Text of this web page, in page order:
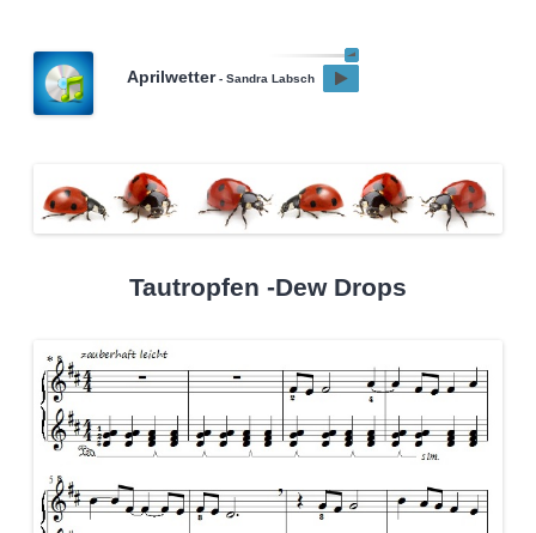
Aprilwetter- Sandra Labsch
Tautropfen -Dew Drops